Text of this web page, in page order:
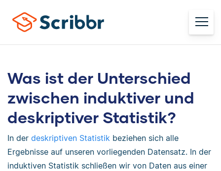
Was ist der Unterschied
zwischen induktiver und
deskriptiver Statistik?
In der deskriptiven Statistik beziehen sich alle
Ergebnisse auf unseren vorliegenden Datensatz. In der
induktiven Statistik schließen wir von Daten aus einer